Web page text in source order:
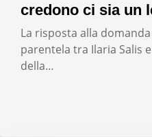
credono ci sia un
La risposta alla
parentela tra Ilaria Salis
della…